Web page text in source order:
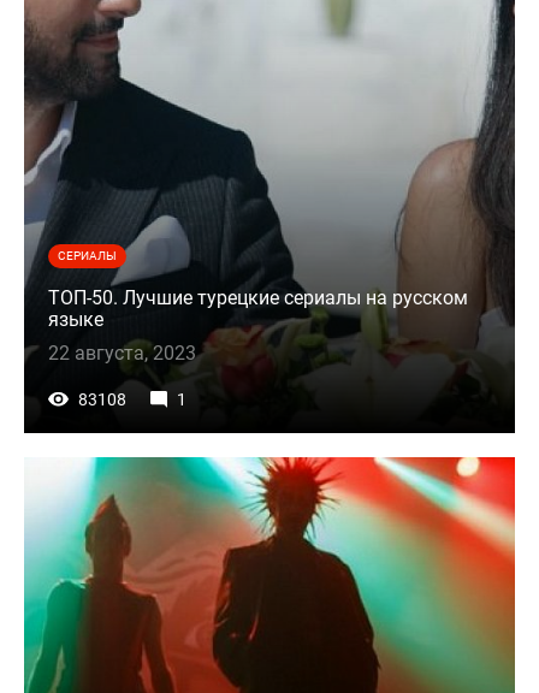
СЕРИАЛЫ
ТОП-50. Лучшие турецкие сериалы на русском
языке
22 августа, 2023
83108 1